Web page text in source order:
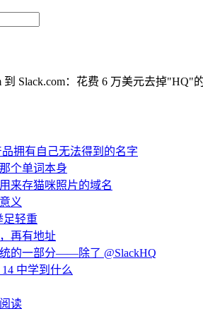
到 Slack.com：花费 6 万美元去掉"HQ"
品拥有自己无法得到的名字
个单词本身
来存猫咪照片的域名
义
足轻重
再有地址
的一部分——除了 @SlackHQ
中学到什么
读